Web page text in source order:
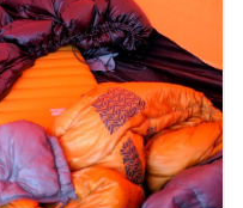
de qualité : on
quelques années par
Cumulus propose deux
250, dont le chiffre
Nous avons
pour voir plus
l’isolation en duvet.